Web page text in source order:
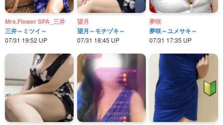
Mrs.Flower SPA_三井
三井～ミツイ～
07/31 19:52 UP
望月
望月～モチヅキ～
07/31 18:45 UP
夢咲
夢咲～ユメサキ～
07/31 17:35 UP